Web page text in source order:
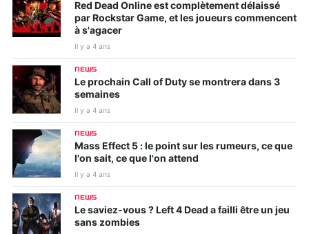
Red Dead Online est complètement délaissé
par Rockstar Game, et les joueurs commencent
à s'agacer
Il y a 4 ans
NEWS
Le prochain Call of Duty se montrera dans 3
semaines
Il y a 4 ans
NEWS
Mass Effect 5 : le point sur les rumeurs, ce que
l'on sait, ce que l'on attend
Il y a 4 ans
NEWS
Le saviez-vous ? Left 4 Dead a failli être un jeu
sans zombies